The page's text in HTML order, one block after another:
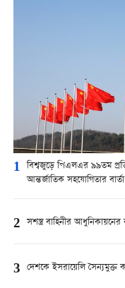
1 বিশ্বজুড়ে পিএলএর ৯৯তম
আন্তর্জাতিক সহযোগিতার বার্তা
2 সশস্ত্র বাহিনীর আধুনিকায়নের
3 দেশকে ইসরায়েলি সৈন্যমুক্ত